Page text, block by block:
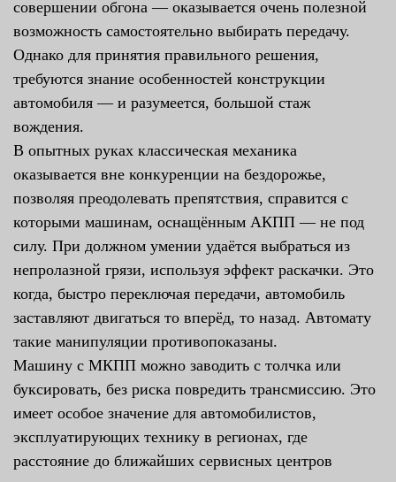
совершении обгона — оказывается очень полезной
возможность самостоятельно выбирать передачу.
Однако для принятия правильного решения,
требуются знание особенностей конструкции
автомобиля — и разумеется, большой стаж
вождения.
В опытных руках классическая механика
оказывается вне конкуренции на бездорожье,
позволяя преодолевать препятствия, справится с
которыми машинам, оснащённым АКПП — не под
силу. При должном умении удаётся выбраться из
непролазной грязи, используя эффект раскачки. Это
когда, быстро переключая передачи, автомобиль
заставляют двигаться то вперёд, то назад. Автомату
такие манипуляции противопоказаны.
Машину с МКПП можно заводить с толчка или
буксировать, без риска повредить трансмиссию. Это
имеет особое значение для автомобилистов,
эксплуатирующих технику в регионах, где
расстояние до ближайших сервисных центров